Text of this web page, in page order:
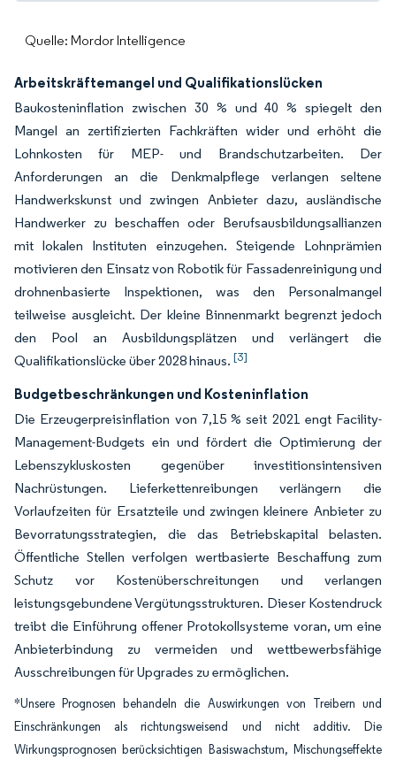
Quelle: Mordor Intelligence
Arbeitskräftemangel und Qualifikationslücken
Baukosteninflation zwischen 30 % und 40 % spiegelt den
Mangel an zertifizierten Fachkräften wider und erhöht die
Lohnkosten für MEP- und Brandschutzarbeiten. Der
Anforderungen an die Denkmalpflege verlangen seltene
Handwerkskunst und zwingen Anbieter dazu, ausländische
Handwerker zu beschaffen oder Berufsausbildungsallianzen
mit lokalen Instituten einzugehen. Steigende Lohnprämien
motivieren den Einsatz von Robotik für Fassadenreinigung und
drohnenbasierte Inspektionen, was den Personalmangel
teilweise ausgleicht. Der kleine Binnenmarkt begrenzt jedoch
den Pool an Ausbildungsplätzen und verlängert die
Qualifikationslücke über 2028 hinaus. [3]
Budgetbeschränkungen und Kosteninflation
Die Erzeugerpreisinflation von 7,15 % seit 2021 engt Facility-
Management-Budgets ein und fördert die Optimierung der
Lebenszykluskosten gegenüber investitionsintensiven
Nachrüstungen. Lieferkettenreibungen verlängern die
Vorlaufzeiten für Ersatzteile und zwingen kleinere Anbieter zu
Bevorratungsstrategien, die das Betriebskapital belasten.
Öffentliche Stellen verfolgen wertbasierte Beschaffung zum
Schutz vor Kostenüberschreitungen und verlangen
leistungsgebundene Vergütungsstrukturen. Dieser Kostendruck
treibt die Einführung offener Protokollsysteme voran, um eine
Anbieterbindung zu vermeiden und wettbewerbsfähige
Ausschreibungen für Upgrades zu ermöglichen.
*Unsere Prognosen behandeln die Auswirkungen von Treibern und
Einschränkungen als richtungsweisend und nicht additiv. Die
Wirkungsprognosen berücksichtigen Basiswachstum, Mischungseffekte